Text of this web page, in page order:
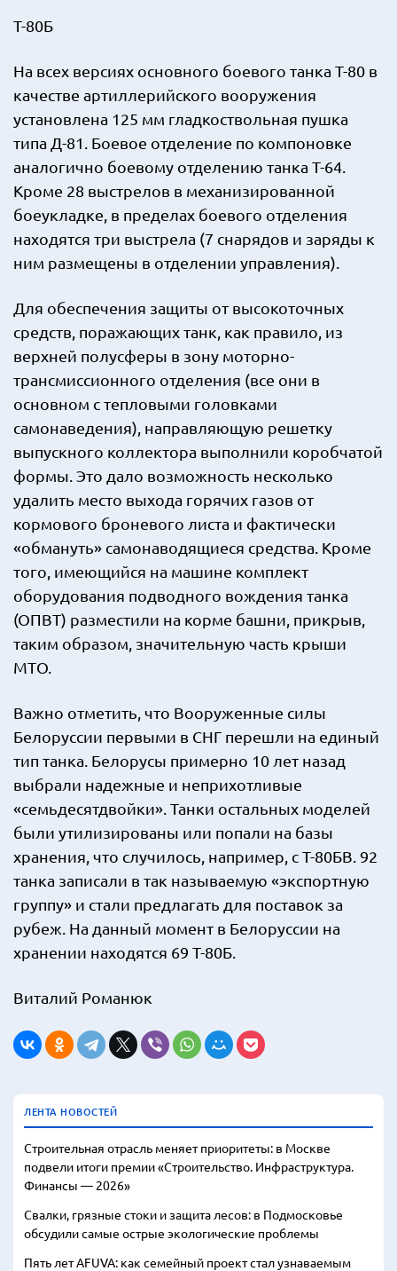
Т-80Б
На всех версиях основного боевого танка Т-80 в
качестве артиллерийского вооружения
установлена 125 мм гладкоствольная пушка
типа Д-81. Боевое отделение по компоновке
аналогично боевому отделению танка Т-64.
Кроме 28 выстрелов в механизированной
боеукладке, в пределах боевого отделения
находятся три выстрела (7 снарядов и заряды к
ним размещены в отделении управления).
Для обеспечения защиты от высокоточных
средств, поражающих танк, как правило, из
верхней полусферы в зону моторно-
трансмиссионного отделения (все они в
основном с тепловыми головками
самонаведения), направляющую решетку
выпускного коллектора выполнили коробчатой
формы. Это дало возможность несколько
удалить место выхода горячих газов от
кормового броневого листа и фактически
«обмануть» самонаводящиеся средства. Кроме
того, имеющийся на машине комплект
оборудования подводного вождения танка
(ОПВТ) разместили на корме башни, прикрыв,
таким образом, значительную часть крыши
МТО.
Важно отметить, что Вооруженные силы
Белоруссии первыми в СНГ перешли на единый
тип танка. Белорусы примерно 10 лет назад
выбрали надежные и неприхотливые
«семьдесятдвойки». Танки остальных моделей
были утилизированы или попали на базы
хранения, что случилось, например, с Т-80БВ. 92
танка записали в так называемую «экспортную
группу» и стали предлагать для поставок за
рубеж. На данный момент в Белоруссии на
хранении находятся 69 Т-80Б.
Виталий Романюк
ЛЕНТА НОВОСТЕЙ
Строительная отрасль меняет приоритеты: в Москве
подвели итоги премии «Строительство. Инфраструктура.
Финансы — 2026»
Свалки, грязные стоки и защита лесов: в Подмосковье
обсудили самые острые экологические проблемы
Пять лет AFUVA: как семейный проект стал узнаваемым